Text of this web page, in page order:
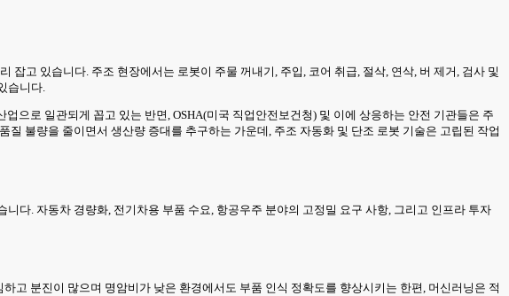
고 있습니다. 주조 현장에서는 로봇이 주물 꺼내기, 주입, 코어 취급, 절삭, 연삭, 버 제거, 검사 및
습니다.
으로 일관되게 꼽고 있는 반면, OSHA(미국 직업안전보건청) 및 이에 상응하는 안전 기관들은 주
불량을 줄이면서 생산량 증대를 추구하는 가운데, 주조 자동화 및 단조 로봇 기술은 고립된 작업
다. 자동차 경량화, 전기차용 부품 수요, 항공우주 분야의 고정밀 요구 사항, 그리고 인프라 투자
고 분진이 많으며 명암비가 낮은 환경에서도 부품 인식 정확도를 향상시키는 한편, 머신러닝은 적